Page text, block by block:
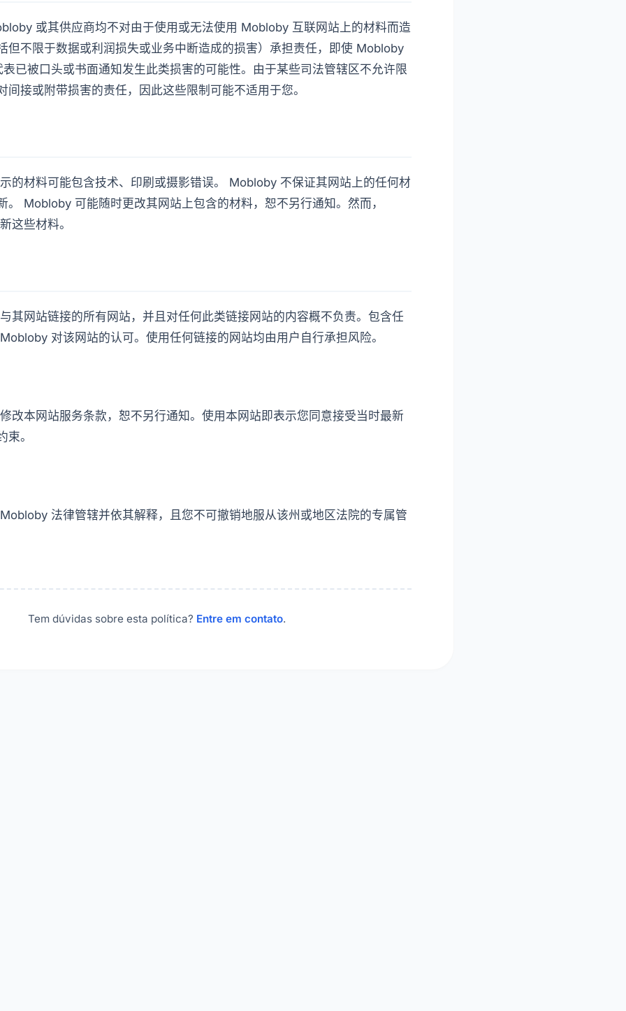
或其供应商均不对由于使用或无法使用 Mobloby 互联网站上的材料而造
但不限于数据或利润损失或业务中断造成的损害）承担责任，即使 Mobloby
已被口头或书面通知发生此类损害的可能性。由于某些司法管辖区不允许限
间接或附带损害的责任，因此这些限制可能不适用于您。
的材料可能包含技术、印刷或摄影错误。 Mobloby 不保证其网站上的任何材
。 Mobloby 可能随时更改其网站上包含的材料，恕不另行通知。然而，
这些材料。
其网站链接的所有网站，并且对任何此类链接网站的内容概不负责。包含任
对该网站的认可。使用任何链接的网站均由用户自行承担风险。
改本网站服务条款，恕不另行通知。使用本网站即表示您同意接受当时最新
束。
法律管辖并依其解释，且您不可撤销地服从该州或地区法院的专属管
Tem dúvidas sobre esta política? Entre em contato.